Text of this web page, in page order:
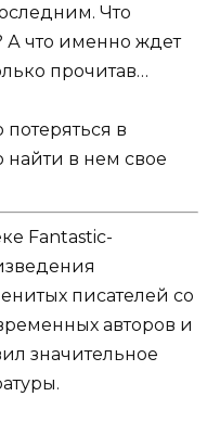
Что
А что именно ждет
прочитав…
потеряться в
в нем свое
Fantastic-
писателей со
авторов и
значительное